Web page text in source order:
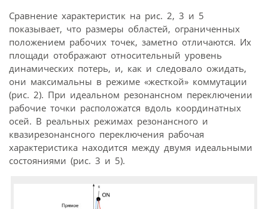
Сравнение характеристик на рис. 2, 3 и 5
показывает, что размеры областей, ограниченных
положением рабочих точек, заметно отличаются. Их
площади отображают относительный уровень
динамических потерь, и, как и следовало ожидать,
они максимальны в режиме «жесткой» коммутации
(рис. 2). При идеальном резонансном переключении
рабочие точки расположатся вдоль координатных
осей. В реальных режимах резонансного и
квазирезонансного переключения рабочая
характеристика находится между двумя идеальными
состояниями (рис. 3 и 5).